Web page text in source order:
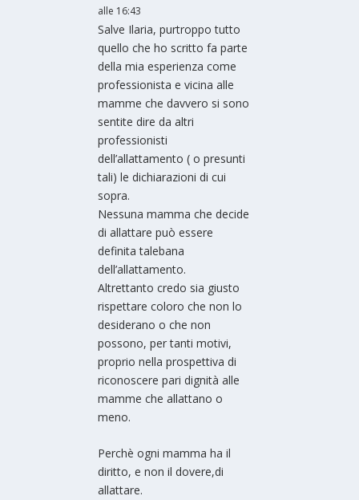
alle 16:43
Salve Ilaria, purtroppo tutto
quello che ho scritto fa parte
della mia esperienza come
professionista e vicina alle
mamme che davvero si sono
sentite dire da altri
professionisti
dell’allattamento ( o presunti
tali) le dichiarazioni di cui
sopra.
Nessuna mamma che decide
di allattare può essere
definita talebana
dell’allattamento.
Altrettanto credo sia giusto
rispettare coloro che non lo
desiderano o che non
possono, per tanti motivi,
proprio nella prospettiva di
riconoscere pari dignità alle
mamme che allattano o
meno.
Perchè ogni mamma ha il
diritto, e non il dovere,di
allattare.